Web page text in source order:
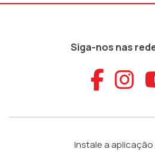
Siga-nos nas
Instale a aplicação